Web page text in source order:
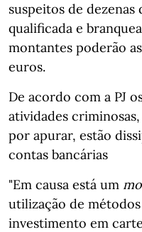
suspeitos de
qualificada e
montantes poderão
euros.
De acordo com a PJ
atividades
por apurar, estão
contas bancárias
"Em causa está um
utilização de
investimento em